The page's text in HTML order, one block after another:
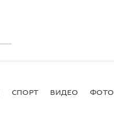
СПОРТ ВИДЕО ФОТО